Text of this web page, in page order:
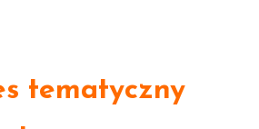
tematyczny